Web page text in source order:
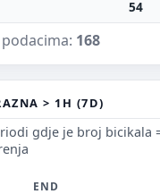
54
168
> 1H (7D)
gdje je broj bicikala
END